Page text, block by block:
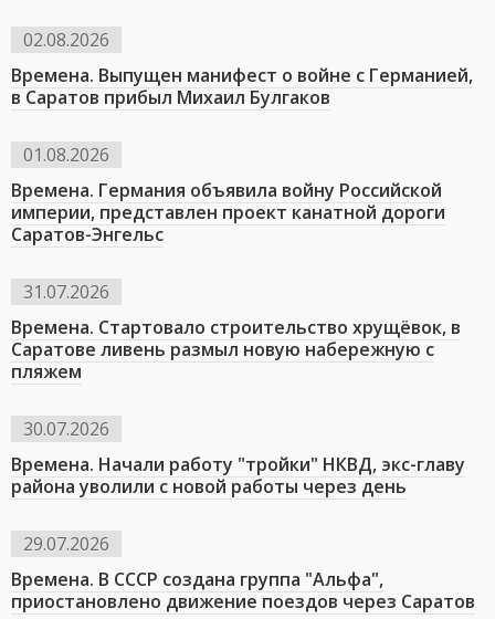
02.08.2026
Времена. Выпущен манифест о войне с Германией,
в Саратов прибыл Михаил Булгаков
01.08.2026
Времена. Германия объявила войну Российской
империи, представлен проект канатной дороги
Саратов-Энгельс
31.07.2026
Времена. Стартовало строительство хрущёвок, в
Саратове ливень размыл новую набережную с
пляжем
30.07.2026
Времена. Начали работу "тройки" НКВД, экс-главу
района уволили с новой работы через день
29.07.2026
Времена. В СССР создана группа "Альфа",
приостановлено движение поездов через Саратов